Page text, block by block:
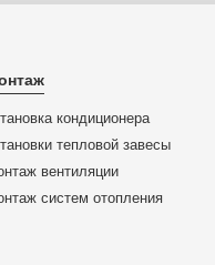
кондиционера
тепловой завесы
вентиляции
систем отопления